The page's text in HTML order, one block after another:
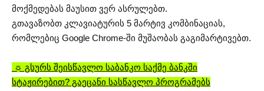
მოქმედებას მაუსით ვერ ასრულებთ.
გთავაზობთ კლავიატურის 5 მარტივ კომბინაციას,
რომლებიც Google Chrome-ში მუშაობას გაგიმარტივებთ.
☼ გსურს შეისწავლო საბანკო საქმე ბანკში
სტაჟირებით? გაეცანი სასწავლო პროგრამებს